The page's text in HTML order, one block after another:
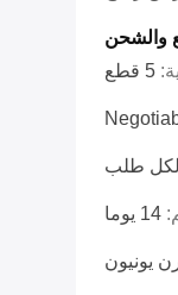
والشحن
5 قطع
لكل طلب
14 يوما